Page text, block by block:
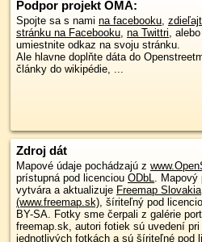
Podpor projekt OMA:
Spojte sa s nami na facebooku,
stránku na Facebooku, na Twittri, alebo
umiestnite odkaz na svoju stránku.
Ale hlavne doplňte dáta do
články do wikipédie, ...
Zdroj dát
Mapové údaje pochádzajú z
prístupná pod licenciou ODbL. Mapový
vytvára a aktualizuje Freemap Slovakia
(www.freemap.sk), šíriteľný pod
BY-SA. Fotky sme čerpali z galérie
freemap.sk, autori fotiek sú uvedení pri
jednotlivých fotkách a sú šíriteľné pod